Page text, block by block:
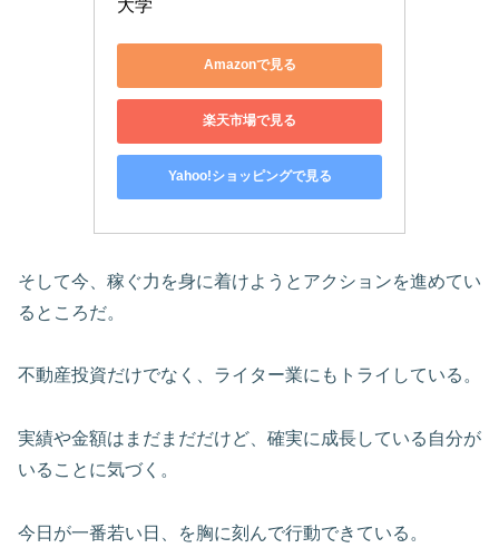
大学
Amazonで見る
楽天市場で見る
Yahoo!ショッピングで見る
そして今、稼ぐ力を身に着けようとアクションを進めてい
るところだ。
不動産投資だけでなく、ライター業にもトライしている。
実績や金額はまだまだだけど、確実に成長している自分が
いることに気づく。
今日が一番若い日、を胸に刻んで行動できている。